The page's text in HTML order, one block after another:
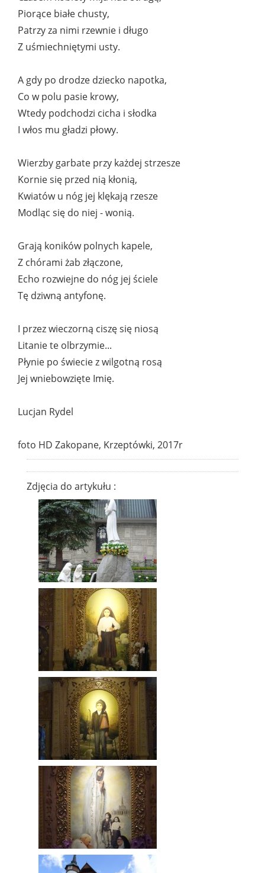
Piorące białe chusty,
Patrzy za nimi rzewnie i długo
Z uśmiechniętymi usty.
A gdy po drodze dziecko napotka,
Co w polu pasie krowy,
Wtedy podchodzi cicha i słodka
I włos mu gładzi płowy.
Wierzby garbate przy każdej strzesze
Kornie się przed nią kłonią,
Kwiatów u nóg jej klękają rzesze
Modląc się do niej - wonią.
Grają koników polnych kapele,
Z chórami żab złączone,
Echo rozwiejne do nóg jej ściele
Tę dziwną antyfonę.
I przez wieczorną ciszę się niosą
Litanie te olbrzymie...
Płynie po świecie z wilgotną rosą
Jej wniebowzięte Imię.
Lucjan Rydel
foto HD Zakopane, Krzeptówki, 2017r
Zdjęcia do artykułu :